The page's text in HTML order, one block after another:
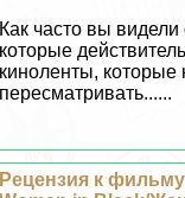
Как часто вы
которые
киноленты, которые
пересматривать......
Рецензия к